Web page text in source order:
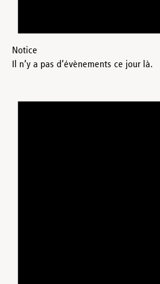
Notice
Il n’y a pas d’évènements ce jour là.